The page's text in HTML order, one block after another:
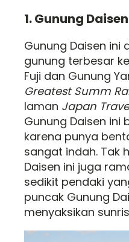
1. Gunung Daisen
Gunung Daisen ini
gunung terbesar
Fuji dan Gunung
Greatest Summ
laman Japan
Gunung Daisen ini
karena punya
sangat indah. Tak
Daisen ini juga
sedikit pendaki
puncak Gunung
menyaksikan